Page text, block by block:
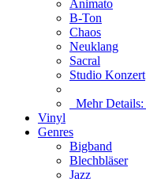
Animato
B-Ton
Chaos
Neuklang
Sacral
Studio Konzert
Mehr Details:
Vinyl
Genres
Bigband
Blechbläser
Jazz